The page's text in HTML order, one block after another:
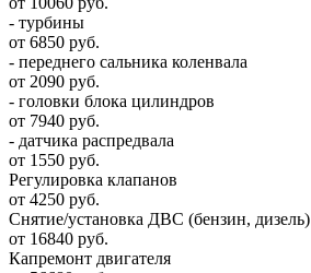
- турбины
от 6850 руб.
- переднего сальника коленвала
от 2090 руб.
- головки блока цилиндров
от 7940 руб.
- датчика распредвала
от 1550 руб.
Регулировка клапанов
от 4250 руб.
Снятие/установка ДВС (бензин, дизель)
от 16840 руб.
Капремонт двигателя